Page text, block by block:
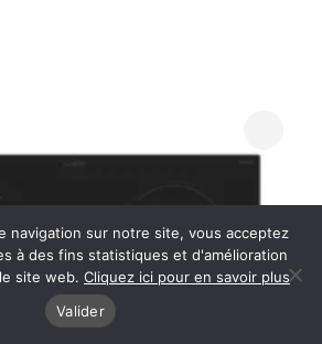
navigation sur notre site, vous acceptez
à des fins statistiques et d'amélioration
site web. Cliquez ici pour en savoir plus
Valider